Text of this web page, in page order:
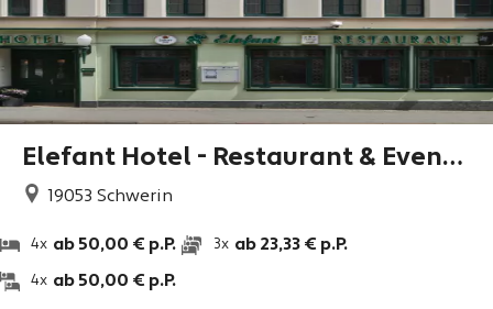
Elefant Hotel - Restaurant & Eventl
ocation
19053 Schwerin
4x ab 50,00 € p.P.
4x ab 50,00 € p.P.
3x ab 23,33 € p.P.